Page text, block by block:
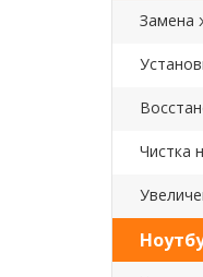
Замена
Чистка